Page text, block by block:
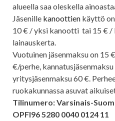
alueella saa oleskella
Jäsenille kanoottien käyttö
10 € / yksi kanootti tai 15 € /
lainauskerta.
Vuotuinen jäsenmaksu on 15
€/perhe,
yritysjäsenmaksu 60 €.
ruokakunnassa asuvat
Tilinumero: Varsinais-
OPFI96 5280 0040 0124 11